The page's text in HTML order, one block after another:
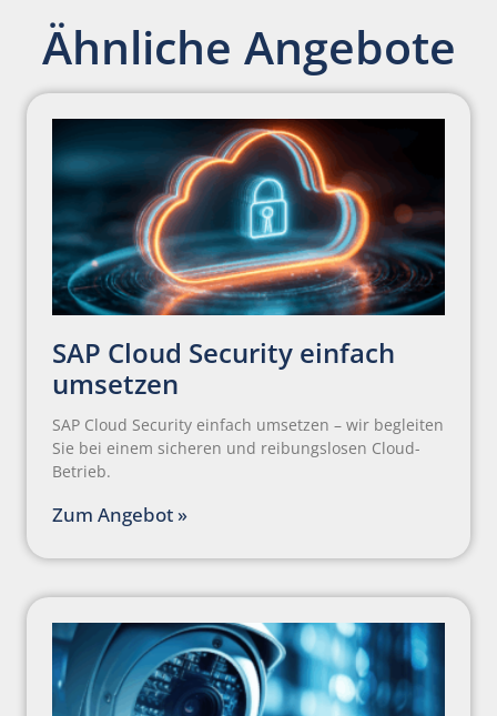
Ähnliche Angebote
SAP Cloud Security einfach
umsetzen
SAP Cloud Security einfach umsetzen – wir begleiten
Sie bei einem sicheren und reibungslosen Cloud-
Betrieb.
Zum Angebot »